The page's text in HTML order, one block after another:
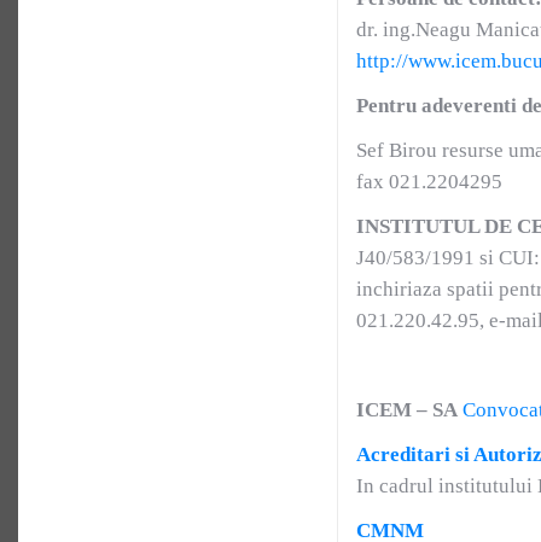
dr. ing.Neagu
http://
Pentru adeverenti
Sef Birou resurse
fax 021.2204295
INSTITUTUL DE
J40/583/1991 si
inchiriaza spatii
021.220.42.95, e-
ICEM – SA
Acreditari si
In cadrul institutului
CMNM